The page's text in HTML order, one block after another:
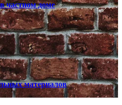
частном доме
материалов